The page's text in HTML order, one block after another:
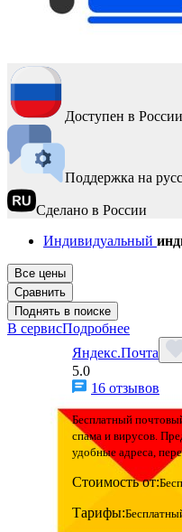
Доступен в России
Поддержка на
Сделано в России
Индивидуальный
Все цены
Сравнить
Поднять в поиске
В сервисПодробнее
Яндекс.Почта
5.0
16 отзывов
Бесплатный
спама и вирусов.
удобные адреса,
Стоимость от:
Тарифы: